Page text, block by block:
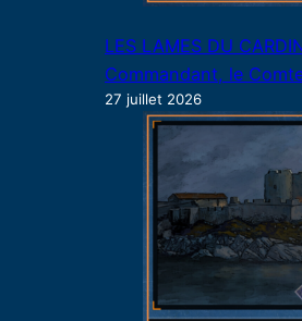
LES LAMES DU
Commandant, le
27 juillet 2026